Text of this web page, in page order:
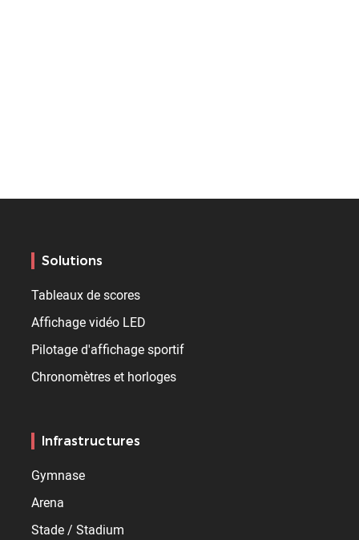
Solutions
Tableaux de scores
Affichage vidéo LED
Pilotage d'affichage sportif
Chronomètres et horloges
Infrastructures
Gymnase
Arena
Stade / Stadium